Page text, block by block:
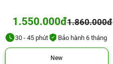
1.550.000đ1.860.000đ
30 - 45 phút Bảo hành 6 tháng
New